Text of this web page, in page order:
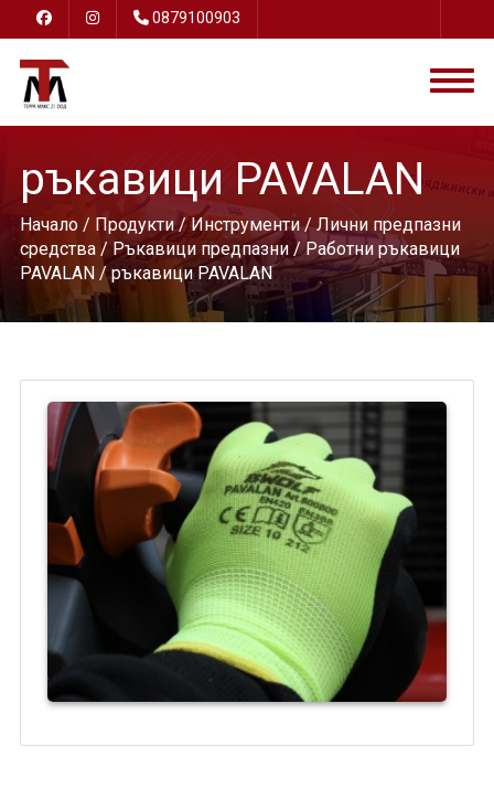
0879100903
ръкавици PAVALAN
Начало/ Продукти/Инструменти/Лични предпазни
средства/ Ръкавици предпазни/Работни ръкавици
PAVALAN/ ръкавици PAVALAN